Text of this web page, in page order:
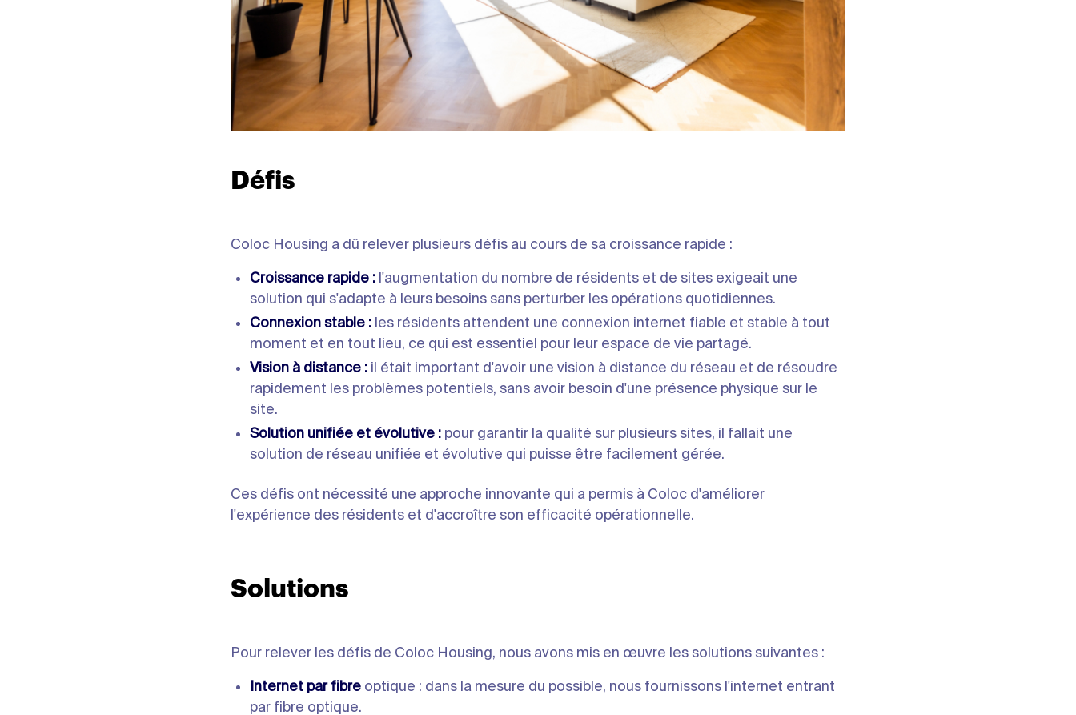
Défis
Coloc Housing a dû relever plusieurs défis au cours de sa croissance rapide :
Croissance rapide : l'augmentation du nombre de résidents et de sites exigeait une
solution qui s'adapte à leurs besoins sans perturber les opérations quotidiennes.
Connexion stable : les résidents attendent une connexion internet fiable et stable à tout
moment et en tout lieu, ce qui est essentiel pour leur espace de vie partagé.
Vision à distance : il était important d'avoir une vision à distance du réseau et de résoudre
rapidement les problèmes potentiels, sans avoir besoin d'une présence physique sur le
site.
Solution unifiée et évolutive : pour garantir la qualité sur plusieurs sites, il fallait une
solution de réseau unifiée et évolutive qui puisse être facilement gérée.
Ces défis ont nécessité une approche innovante qui a permis à Coloc d'améliorer
l'expérience des résidents et d'accroître son efficacité opérationnelle.
Solutions
Pour relever les défis de Coloc Housing, nous avons mis en œuvre les solutions suivantes :
Internet par fibre optique : dans la mesure du possible, nous fournissons l'internet entrant
par fibre optique.